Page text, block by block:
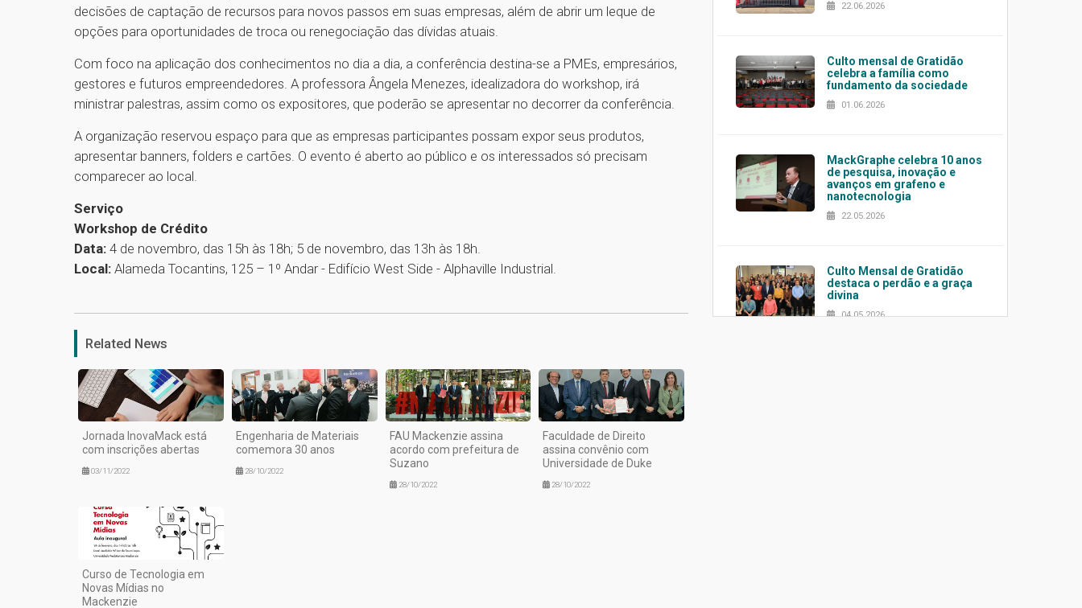
decisões de captação de recursos para novos passos em suas empresas, além de abrir um leque de
opções para oportunidades de troca ou renegociação das dívidas atuais.
Com foco na aplicação dos conhecimentos no dia a dia, a conferência destina-se a PMEs, empresários,
gestores e futuros empreendedores. A professora Ângela Menezes, idealizadora do workshop, irá
ministrar palestras, assim como os expositores, que poderão se apresentar no decorrer da conferência.
A organização reservou espaço para que as empresas participantes possam expor seus produtos,
apresentar banners, folders e cartões. O evento é aberto ao público e os interessados só precisam
comparecer ao local.
Serviço
Workshop de Crédito
Data: 4 de novembro, das 15h às 18h; 5 de novembro, das 13h às 18h.
Local: Alameda Tocantins, 125 – 1º Andar - Edifício West Side - Alphaville Industrial.
1
Related News
Jornada InovaMack está
com inscrições abertas
03/11/2022
Engenharia de Materiais
comemora 30 anos
28/10/2022
FAU Mackenzie assina
acordo com prefeitura de
Suzano
28/10/2022
Faculdade de Direito
assina convênio com
Universidade de Duke
28/10/2022
Curso de Tecnologia em
Novas Mídias no
Mackenzie
22.06.2026
Culto mensal de Gratidão
celebra a família como
fundamento da sociedade
01.06.2026
MackGraphe celebra 10 anos
de pesquisa, inovação e
avanços em grafeno e
nanotecnologia
22.05.2026
Culto Mensal de Gratidão
destaca o perdão e a graça
divina
04.05.2026